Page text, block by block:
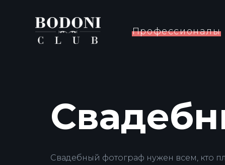
Профессионалы
Свадебный фотограф нужен всем, кто